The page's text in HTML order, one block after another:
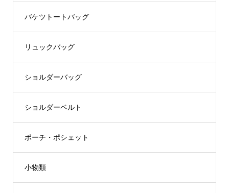
バケツトートバッグ
リュックバッグ
ショルダーバッグ
ショルダーベルト
ポーチ・ポシェット
小物類